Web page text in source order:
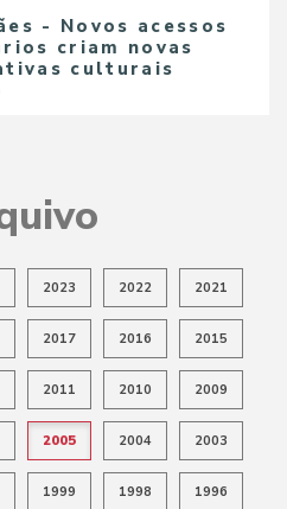
- Novos acessos
criam novas
culturais
2023 2022 2021
2017 2016 2015
2011 2010 2009
2005 2004 2003
1999 1998 1996